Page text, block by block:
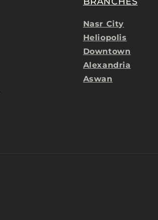
Nasr City
Heliopolis
Downtown
Alexandria
Aswan